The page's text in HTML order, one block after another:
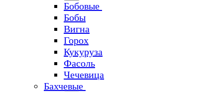
Бобовые
Бобы
Вигна
Горох
Кукуруза
Фасоль
Чечевица
Бахчевые